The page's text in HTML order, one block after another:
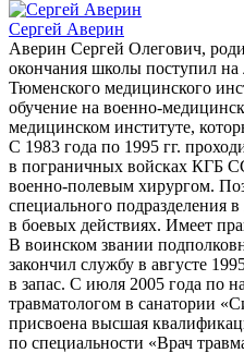
Сергей Аверин
Аверин Сергей Олегович,
окончания школы поступил на
Тюменского медицинского
обучение на военно-
медицинском институте,
С 1983 года по 1995 гг.
в пограничных войсках КГБ
военно-полевым хирургом.
специального подразделения
в боевых действиях. Имеет
В воинском звании
закончил службу в августе
в запас. С июля 2005 года по
травматологом в санатории
присвоена высшая
по специальности «Врач